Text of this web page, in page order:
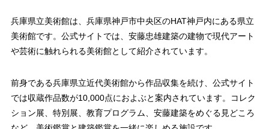
兵庫県立美術館は、兵庫県神戸市中央区のHAT神戸内にある県立
美術館です。公式サイトでは、安藤忠雄建築の建物で現代アート
や芸術に触れられる美術館として紹介されています。
前身である兵庫県立近代美術館から作品収集を続け、公式サイト
では収蔵作品数が10,000点におよぶと案内されています。コレク
ション展、特別展、教育プログラム、安藤建築をめぐる見どころ